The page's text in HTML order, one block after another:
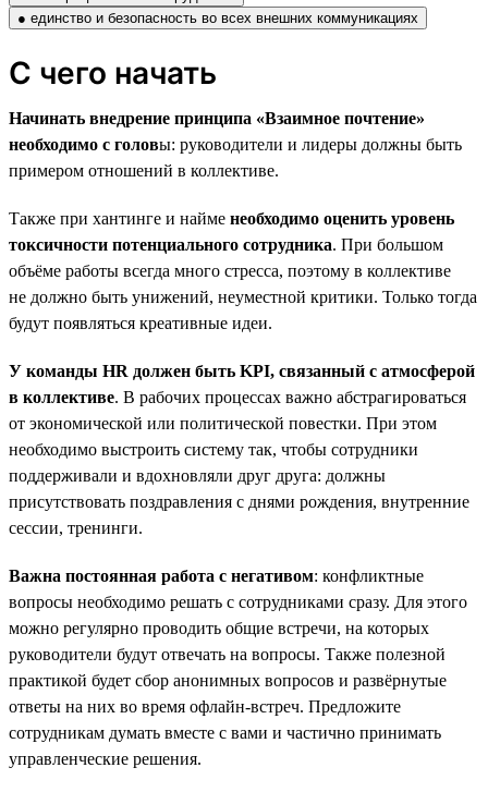
● единство и безопасность во всех внешних коммуникациях
С чего начать
Начинать внедрение принципа «Взаимное почтение»
необходимо с головы: руководители и лидеры должны быть
примером отношений в коллективе.
Также при хантинге и найме необходимо оценить уровень
токсичности потенциального сотрудника. При большом
объёме работы всегда много стресса, поэтому в коллективе
не должно быть унижений, неуместной критики. Только тогда
будут появляться креативные идеи.
У команды HR должен быть KPI, связанный с атмосферой
в коллективе. В рабочих процессах важно абстрагироваться
от экономической или политической повестки. При этом
необходимо выстроить систему так, чтобы сотрудники
поддерживали и вдохновляли друг друга: должны
присутствовать поздравления с днями рождения, внутренние
сессии, тренинги.
Важна постоянная работа с негативом: конфликтные
вопросы необходимо решать с сотрудниками сразу. Для этого
можно регулярно проводить общие встречи, на которых
руководители будут отвечать на вопросы. Также полезной
практикой будет сбор анонимных вопросов и развёрнутые
ответы на них во время офлайн-встреч. Предложите
сотрудникам думать вместе с вами и частично принимать
управленческие решения.